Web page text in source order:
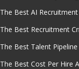
The Best AI
The Best Recruitment
The Best Talent
The Best Cost Per Hire